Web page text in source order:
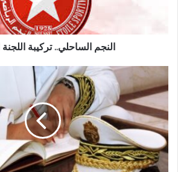
النجم الساحلي.. تركيبة اللجنة